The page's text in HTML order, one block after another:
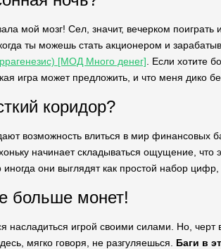
мой мозг! Сел, значит, вечерком
ты можешь стать акционером и
[МОД Много денег] . Если хотите
игра может предложить, и что меня дико
коридор?
возможность влиться в мир финансовых
начинает складываться ощущение, что
они выглядят как простой набор
больше монет!
насладиться игрой своими силами. Но, черт
мягко говоря, не разгуляешься. Баги в